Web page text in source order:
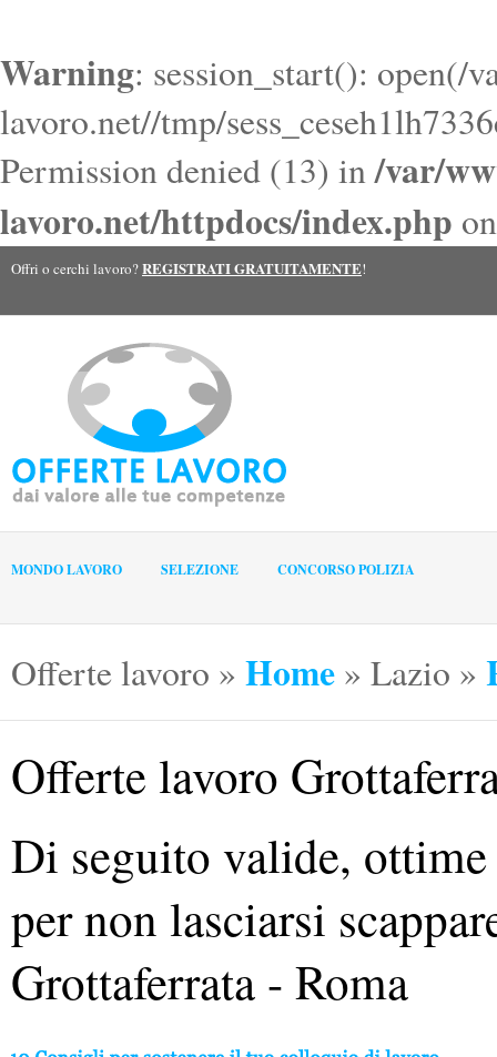
Warning: session_start(): open(/
lavoro.net//tmp/
Permission denied (13) in/var/
lavoro.net/httpdocs/index.php
Offri o cerchi lavoro?REGISTRATI GRATUITAMENTE!
MONDO LAVORO SELEZIONE CONCORSO POLIZIA
Offerte lavoro » Home » Lazio »
Offerte lavoro
Di seguito valide,
per non lasciarsi
Grottaferrata - Roma